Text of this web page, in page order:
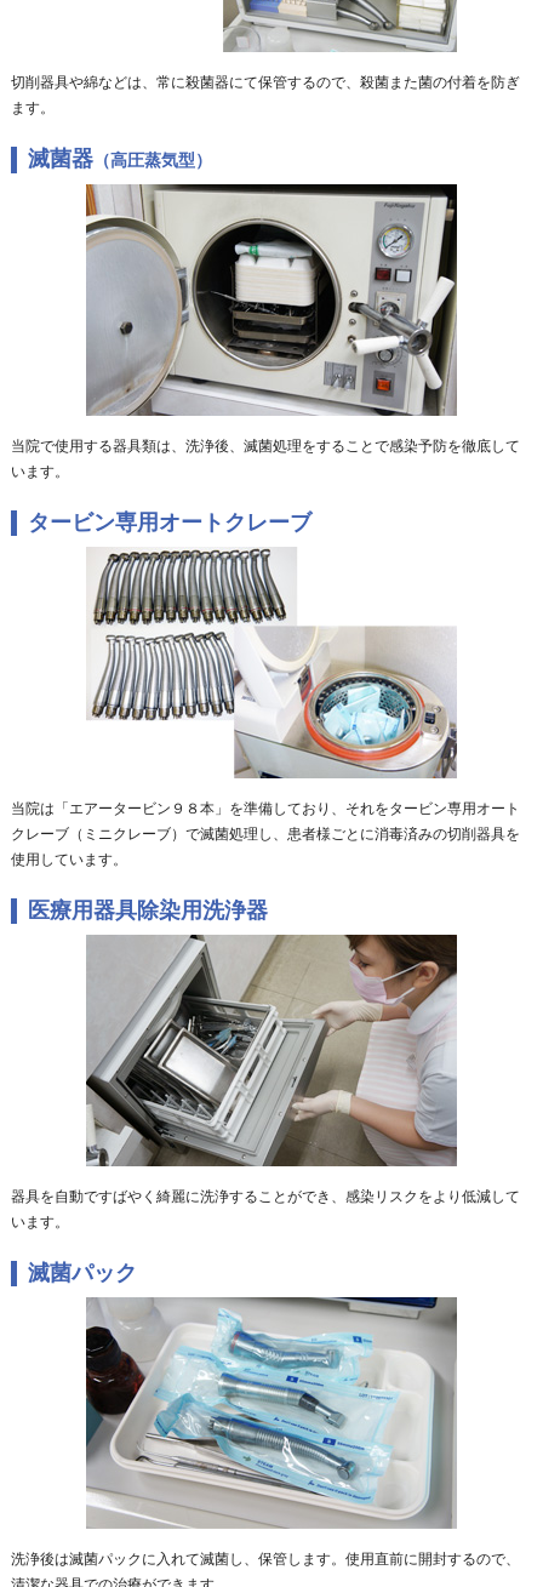
切削器具や綿などは、常に殺菌器にて保管するので、殺菌また菌の付着を防ぎ
ます。
滅菌器（高圧蒸気型）
当院で使用する器具類は、洗浄後、滅菌処理をすることで感染予防を徹底して
います。
タービン専用オートクレーブ
当院は「エアータービン９８本」を準備しており、それをタービン専用オート
クレーブ（ミニクレーブ）で滅菌処理し、患者様ごとに消毒済みの切削器具を
使用しています。
医療用器具除染用洗浄器
器具を自動ですばやく綺麗に洗浄することができ、感染リスクをより低減して
います。
滅菌パック
洗浄後は滅菌パックに入れて滅菌し、保管します。使用直前に開封するので、